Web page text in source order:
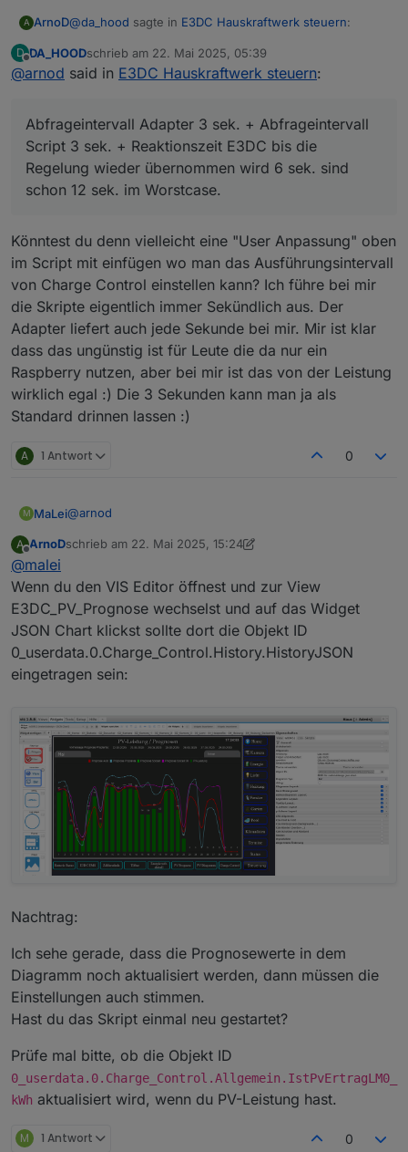
A ArnoD@da_hood sagte in E3DC Hauskraftwerk steuern:
Ja klar darf er 1 Sekunde brauchen um
sein.
Abfrageintervall Adapter 3 sek. + Abfrageintervall Script
3 sek. + Reaktionszeit E3DC bis die Regelung wieder
übernommen wird 6 sek. sind schon 12 sek. im
Worstcase.
D
Offline
DA_HOODschrieb am 22. Mai 2025, 05:39
zuletzt editiert von
@arnod said in E3DC Hauskraftwerk steuern:
Abfrageintervall Adapter 3 sek. + Abfrageintervall
Script 3 sek. + Reaktionszeit E3DC bis die
Regelung wieder übernommen wird 6 sek. sind
schon 12 sek. im Worstcase.
Könntest du denn vielleicht eine "User Anpassung" oben
im Script mit einfügen wo man das Ausführungsintervall
von Charge Control einstellen kann? Ich führe bei mir
die Skripte eigentlich immer Sekündlich aus. Der
Adapter liefert auch jede Sekunde bei mir. Mir ist klar
dass das ungünstig ist für Leute die da nur ein
Raspberry nutzen, aber bei mir ist das von der Leistung
wirklich egal :) Die 3 Sekunden kann man ja als
Standard drinnen lassen :)
A 1 Antwort 0
M MaLei@arnod
Was meinst du mit Einstellungen?
A
Offline
ArnoDschrieb am 22. Mai 2025, 15:24
zuletzt editiert von ArnoD
@malei
Wenn du den VIS Editor öffnest und zur View
E3DC_PV_Prognose wechselst und auf das Widget
JSON Chart klickst sollte dort die Objekt ID
0_userdata.0.Charge_Control.History.HistoryJSON
eingetragen sein:
Nachtrag:
Ich sehe gerade, dass die Prognosewerte in dem
Diagramm noch aktualisiert werden, dann müssen die
Einstellungen auch stimmen.
Hast du das Skript einmal neu gestartet?
Prüfe mal bitte, ob die Objekt ID
0_userdata.0.Charge_Control.Allgemein.IstPvErtragLM0_
kWh aktualisiert wird, wenn du PV-Leistung hast.
M 1 Antwort 0